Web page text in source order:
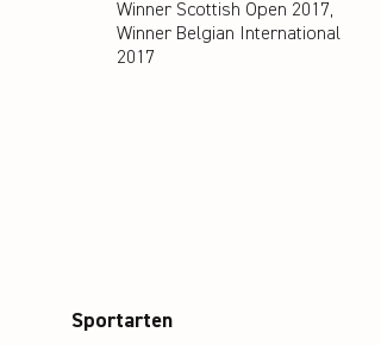
Winner Scottish Open 2017,
Winner Belgian International
2017
Sportarten